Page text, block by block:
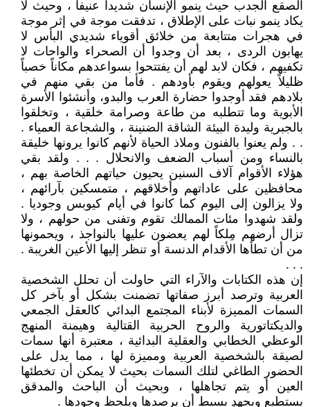
الصقع الجدب حيث ينمو الإنسان شديداً عنيفاً ، وحيث لا
يكاد ينمو نبات على الإطلاق ، تدفقت موجة في إثر موجة
في هجرات متتابعة من خلائق أقوياء شديدي البأس لا
يهابون الردى ، بعد أن وجدوا أن الصحراء والواحات لا
تكفيهم ، فكان لابد لهم أن يفتتحوا بسواعدهم مكاناً خصباً
ظليلاً يعولهم ويقوم بأودهم . فأما من بقي منهم في
بلادهم فقد أوجدوا حضارة العرب والبدو، وأنشئوا الأسرة
الأبوية وما تتطلبه من طاعة وصرامة خلقية ، وتخلقوا
بالجبرية وليدة البيئة الشاقة الضنينة ، والشجاعة العمياء .
. . ولم يعنوا بالفنون وملاذ الحياة لأنهم كانوا يرونها خليقة
بالنساء ومن أسباب الضعف والانحلال . . . ولقد بقي
هؤلاء الأقوام آلاف السنين يحيون حياتهم الخاصة بهم ،
محافظين على عاداتهم وأخلاقهم ، متمسكين بآرائهم ،
ولا يزالون إلى اليوم كما كانوا في أيام كيوبس وجوديا .
ولقد شهدوا مئات الممالك تقوم وتفنى من حولهم ، ولا
تزال أرضهم مِلكاً لهم يعضون عليها بالنواجذ ، ويحمونها
من أن تطأها الأقدام الدنسة أو تنظر إليها الأعين الغريبة .
. . .
إن هذه الكتابات والآراء التي حاولت أن تحلل الشخصية
العربية وترصد أبرز صفاتها تضمنت بشكل أو بآخر كل
السمات المميزة لأبناء المجتمع البدائي كالعقل الجمعي
والديكتاتورية والروح الحربية القتالية وهيمنة المنهج
الوعظي الخطابي والعقلية البدائية ، معتبرة أنها سمات
لصيقة بالشخصية العربية ومميزة لها ، مما يدل على
الحضور الطاغي لتلك السمات بحيث لا يمكن أن تخطئها
العين أو يتم تجاهلها ، وبحيث أن الباحث والمدقق
يستطيع وبجهدٍ بسيط أن يرصدها ويلحظ وجودها .